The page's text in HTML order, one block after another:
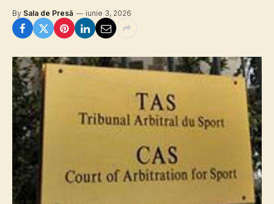
By Sala de Presă iunie 3, 2026